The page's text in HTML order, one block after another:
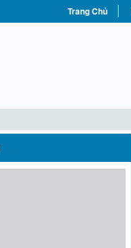
Trang Chủ